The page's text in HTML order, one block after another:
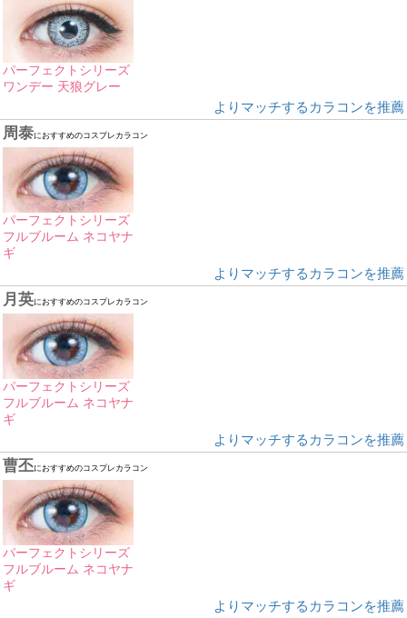
パーフェクトシリーズ
ワンデー 天狼グレー
よりマッチするカラコンを推薦
周泰におすすめのコスプレカラコン
パーフェクトシリーズ
フルブルーム ネコヤナ
ギ
よりマッチするカラコンを推薦
月英におすすめのコスプレカラコン
パーフェクトシリーズ
フルブルーム ネコヤナ
ギ
よりマッチするカラコンを推薦
曹丕におすすめのコスプレカラコン
パーフェクトシリーズ
フルブルーム ネコヤナ
ギ
よりマッチするカラコンを推薦